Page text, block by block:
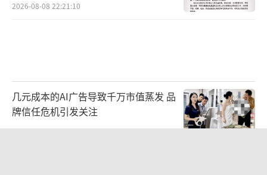
2026-08-08 22:21:10
几元成本的AI广告导致千万市值蒸发 品
牌信任危机引发关注
2026-08-08 19:36:27